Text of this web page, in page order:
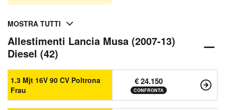
MOSTRA TUTTI
Allestimenti Lancia Musa (2007-13)
Diesel (42)
1.3 Mjt 16V 90 CV Poltrona
Frau
€ 24.150
CONFRONTA